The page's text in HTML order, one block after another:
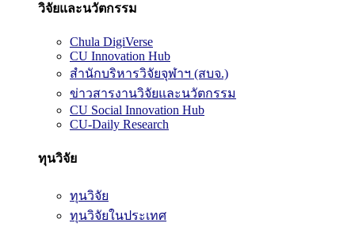
วิจัยและนวัตกรรม
Chula DigiVerse
CU Innovation Hub
สำนักบริหารวิจัยจุฬาฯ (สบจ.)
ข่าวสารงานวิจัยและนวัตกรรม
CU Social Innovation Hub
CU-Daily Research
ทุนวิจัย
ทุนวิจัย
ทุนวิจัยในประเทศ